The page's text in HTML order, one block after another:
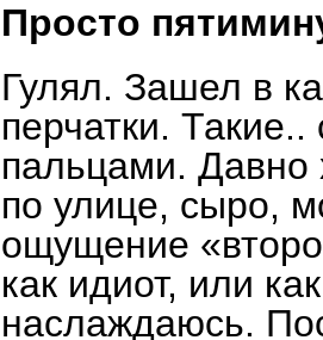
Просто
Гулял. Зашел в
перчатки.
пальцами. Давно
по улице, сыро,
ощущение
как идиот, или
наслаждаюсь.